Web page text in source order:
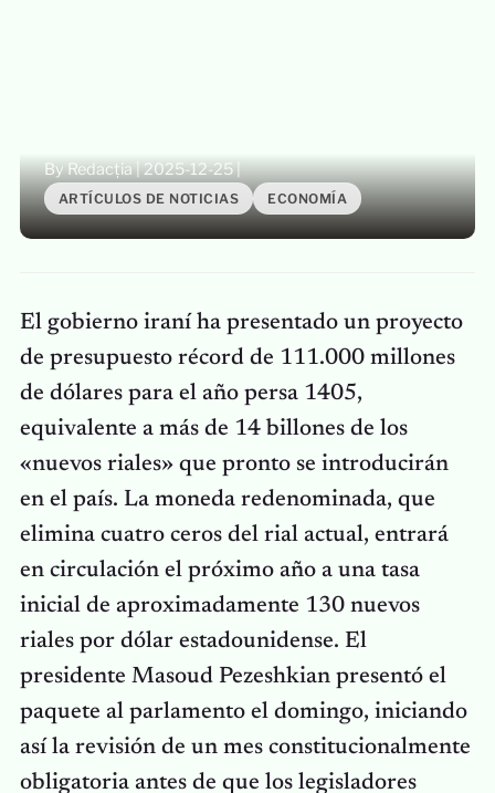
By Redacția|2025-12-25|
ARTÍCULOS DE NOTICIAS ECONOMÍA
El gobierno iraní ha presentado un proyecto
de presupuesto récord de 111.000 millones
de dólares para el año persa 1405,
equivalente a más de 14 billones de los
«nuevos riales» que pronto se introducirán
en el país. La moneda redenominada, que
elimina cuatro ceros del rial actual, entrará
en circulación el próximo año a una tasa
inicial de aproximadamente 130 nuevos
riales por dólar estadounidense. El
presidente Masoud Pezeshkian presentó el
paquete al parlamento el domingo, iniciando
así la revisión de un mes constitucionalmente
obligatoria antes de que los legisladores